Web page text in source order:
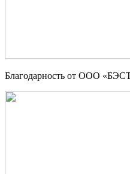
Благодарность от ООО